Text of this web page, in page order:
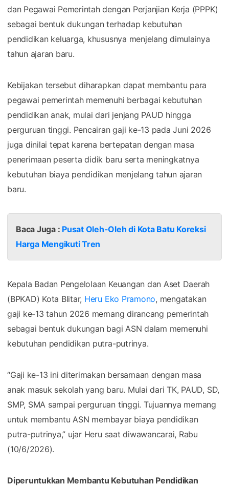
dan Pegawai Pemerintah dengan Perjanjian Kerja (PPPK)
sebagai bentuk dukungan terhadap kebutuhan
pendidikan keluarga, khususnya menjelang dimulainya
tahun ajaran baru.
Kebijakan tersebut diharapkan dapat membantu para
pegawai pemerintah memenuhi berbagai kebutuhan
pendidikan anak, mulai dari jenjang PAUD hingga
perguruan tinggi. Pencairan gaji ke-13 pada Juni 2026
juga dinilai tepat karena bertepatan dengan masa
penerimaan peserta didik baru serta meningkatnya
kebutuhan biaya pendidikan menjelang tahun ajaran
baru.
Baca Juga : Pusat Oleh-Oleh di Kota Batu Koreksi
Harga Mengikuti Tren
Kepala Badan Pengelolaan Keuangan dan Aset Daerah
(BPKAD) Kota Blitar, Heru Eko Pramono, mengatakan
gaji ke-13 tahun 2026 memang dirancang pemerintah
sebagai bentuk dukungan bagi ASN dalam memenuhi
kebutuhan pendidikan putra-putrinya.
“Gaji ke-13 ini diterimakan bersamaan dengan masa
anak masuk sekolah yang baru. Mulai dari TK, PAUD, SD,
SMP, SMA sampai perguruan tinggi. Tujuannya memang
untuk membantu ASN membayar biaya pendidikan
putra-putrinya,” ujar Heru saat diwawancarai, Rabu
(10/6/2026).
Diperuntukkan Membantu Kebutuhan Pendidikan